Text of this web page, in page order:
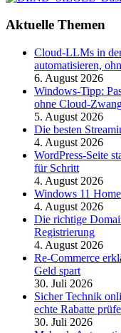
Aktuelle Themen
Cloud-LLMs in
automatisieren,
6. August 2026
Windows-Tipp:
ohne Cloud-
5. August 2026
Die besten
4. August 2026
WordPress-Seite
für Schritt
4. August 2026
Windows 11
4. August 2026
Die richtige
Registrierung
4. August 2026
Re-Commerce
Geld spart
30. Juli 2026
Sicher Technik
echte Rabatte
30. Juli 2026